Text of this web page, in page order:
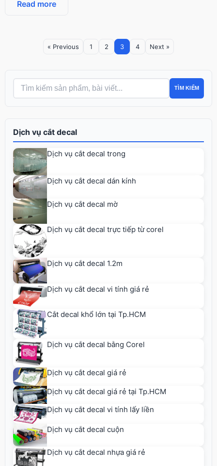
Read more
« Previous 1 2 3 4 Next »
TÌM KIẾM
Dịch vụ cắt decal
Dịch vụ cắt decal trong
Dịch vụ cắt decal dán kính
Dịch vụ cắt decal mờ
Dịch vụ cắt decal trực tiếp từ corel
Dịch vụ cắt decal 1.2m
Dịch vụ cắt decal vi tính giá rẻ
Cắt decal khổ lớn tại Tp.HCM
Dịch vụ cắt decal bằng Corel
Dịch vụ cắt decal giá rẻ
Dịch vụ cắt decal giá rẻ tại Tp.HCM
Dịch vụ cắt decal vi tính lấy liền
Dịch vụ cắt decal cuộn
Dịch vụ cắt decal nhựa giá rẻ